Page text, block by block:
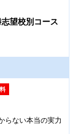
望校別コース
らない本当の実力